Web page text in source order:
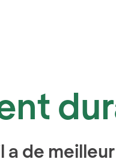
a de meilleur